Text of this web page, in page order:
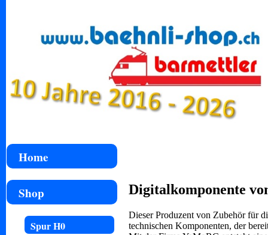
Home
Shop
Spur H0
Digitalkomponente
Dieser Produzent von Zubehör für
technischen Komponenten, der